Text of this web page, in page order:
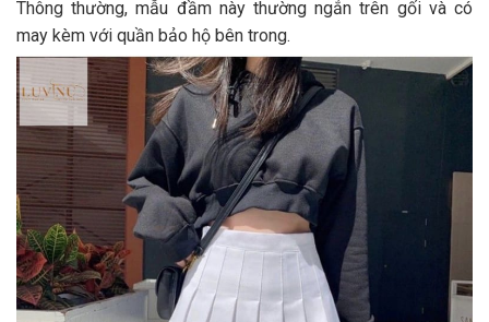
Thông thường, mẫu đầm này thường ngắn trên gối và có
may kèm với quần bảo hộ bên trong.